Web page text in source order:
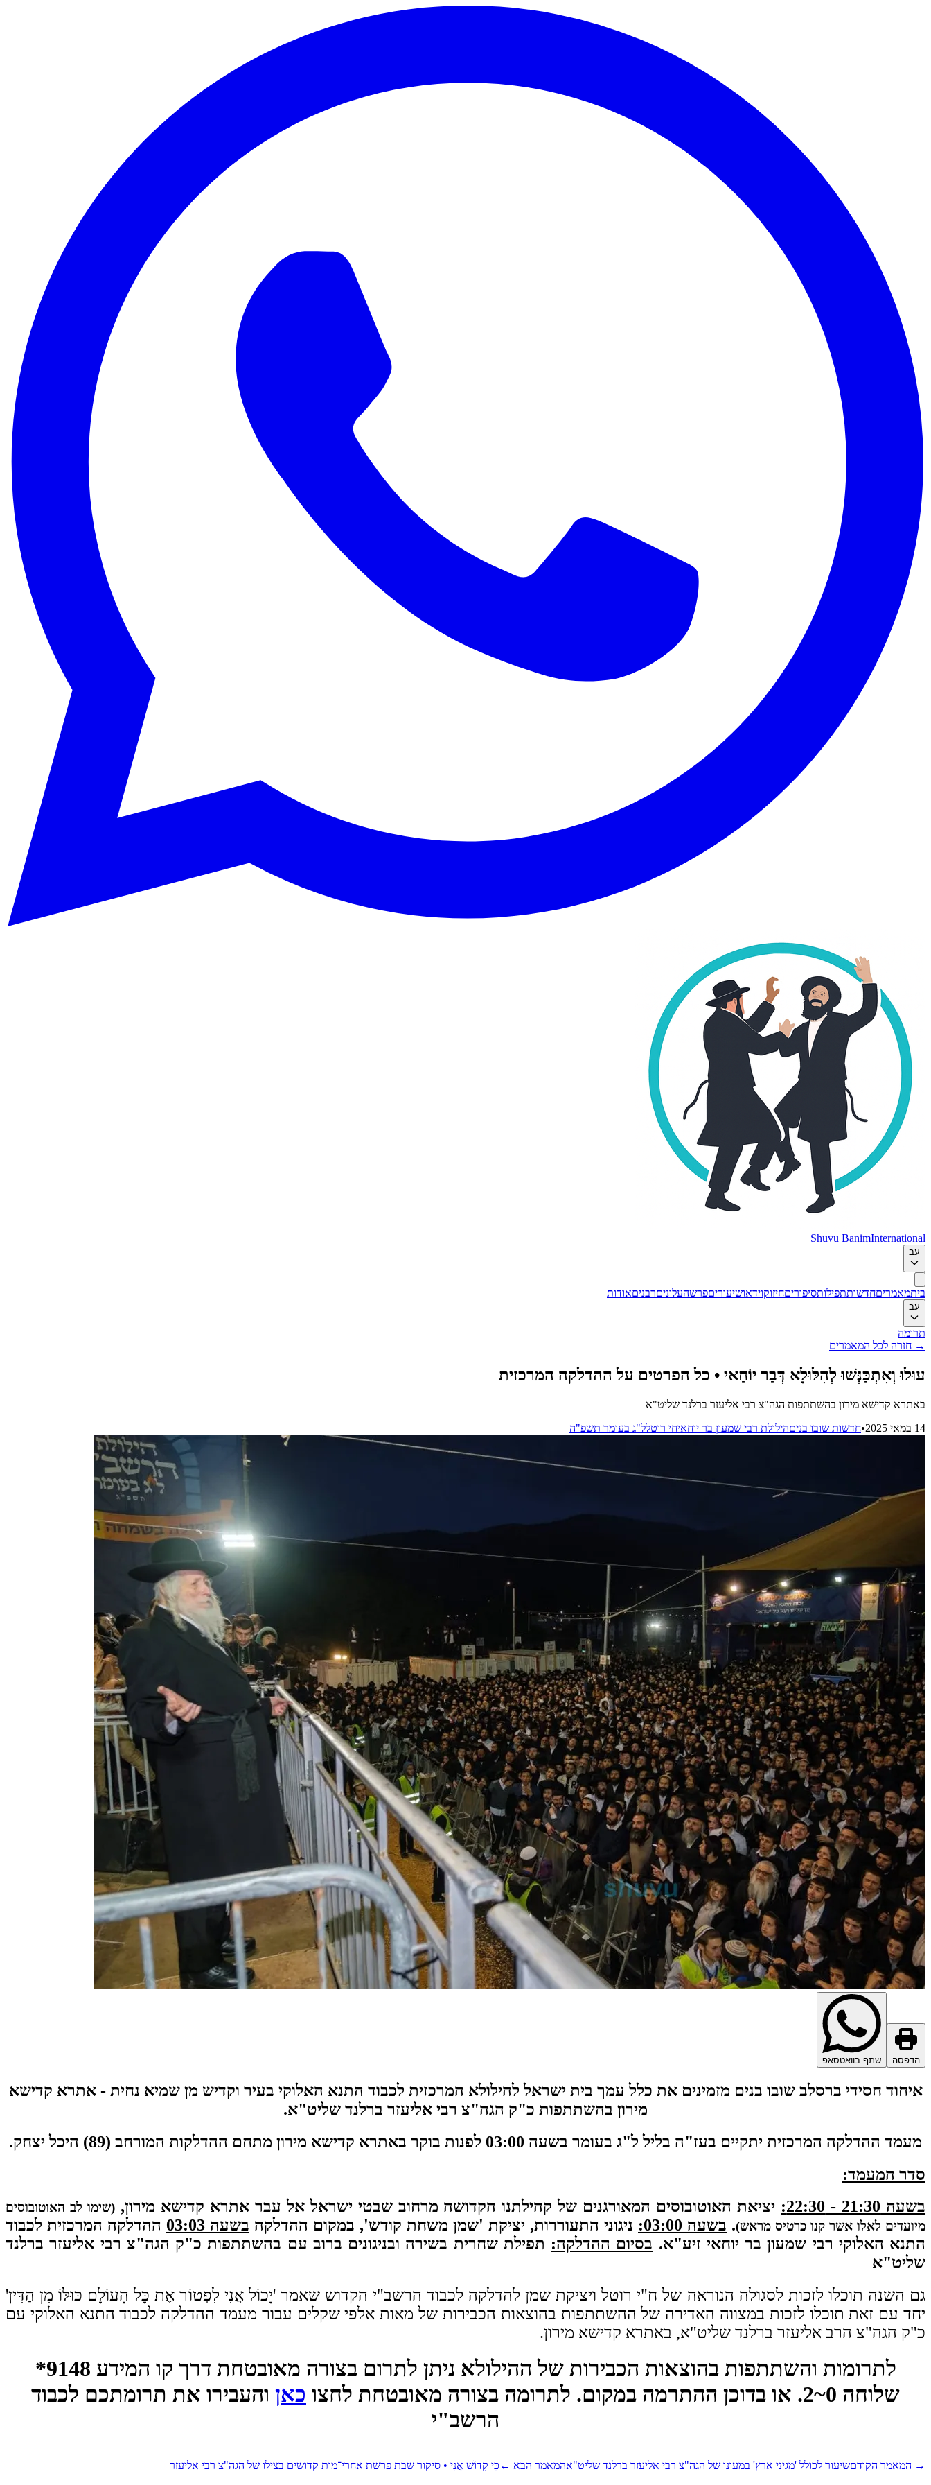
Shuvu BanimInternational
עב
ביתמאמריםחדשותתפילותסיפוריםחיזוקוידאושיעוריםפרשהעלוניםרבניםאודות
עב
תרומה
→ חזרה לכל המאמרים
עוּלוּ וְאִתְכַּנְּשׁוּ לְהִלּוּלָא דְּבַר יוֹחַאי • כל הפרטים על ההדלקה המרכזית
באתרא קדישא מירון בהשתתפות הגה"צ רבי אליעזר ברלנד שליט"א
14 במאי 2025
•חדשות שובו בניםהילולת רבי שמעון בר יוחאיחי רוטלל"ג בעומר תשפ"ה
הדפסה שתף בוואטסאפ
איחוד חסידי ברסלב שובו בנים מזמינים את כלל עמך בית ישראל להילולא המרכזית לכבוד התנא האלוקי בעיר וקדיש מן שמיא נחית - אתרא קדישא
מירון בהשתתפות כ"ק הגה"צ רבי אליעזר ברלנד שליט"א.
מעמד ההדלקה המרכזית יתקיים בעז"ה בליל ל"ג בעומר בשעה 03:00 לפנות בוקר באתרא קדישא מירון מתחם ההדלקות המורחב
(89)
היכל יצחק.
סדר המעמד:
בשעה 21:30 - 22:30:
יציאת האוטובוסים המאורגנים של קהילתנו הקדושה מרחוב שבטי ישראל אל עבר אתרא קדישא מירון,(שימו לב האוטובוסים
מיועדים לאלו אשר קנו כרטיס מראש). בשעה 03:00: ניגוני התעוררות, יציקת 'שמן משחת קודש', במקום ההדלקה בשעה 03:03
ההדלקה המרכזית לכבוד
התנא האלוקי רבי שמעון בר יוחאי זיע"א. בסיום ההדלקה: תפילת שחרית בשירה ובניגונים ברוב עם בהשתתפות כ"ק הגה"צ רבי אליעזר ברלנד
שליט"א
גם השנה תוכלו לזכות לסגולה הנוראה של ח"י רוטל ויציקת שמן להדלקה לכבוד הרשב"י הקדוש שאמר 'יָכוֹל אֲנִי לִפְטוֹר אֶת כָּל הָעוֹלָם כּוּלּוֹ מִן הַדִּין'
יחד עם זאת תוכלו לזכות במצווה האדירה של ההשתתפות בהוצאות הכבירות של מאות אלפי שקלים עבור מעמד ההדלקה לכבוד התנא האלוקי עם
כ"ק הגה"צ הרב אליעזר ברלנד שליט"א, באתרא קדישא מירון.
לתרומות והשתתפות בהוצאות הכבירות של ההילולא ניתן לתרום בצורה מאובטחת דרך קו המידע 9148*
שלוחה 0~2. או בדוכן ההתרמה במקום. לתרומה בצורה מאובטחת לחצו
כאן והעבירו את תרומתכם לכבוד
הרשב"י
→ המאמר הקודםשיעור לכולל 'מגיני ארץ' במעונו של הגה"צ רבי אליעזר ברלנד שליט"אהמאמר הבא ← כִּי קָדוֹשׁ אֲנִי • סיקור שבת פרשת אחרי־מות קדושים בצילו של הגה"צ רבי אליעזר